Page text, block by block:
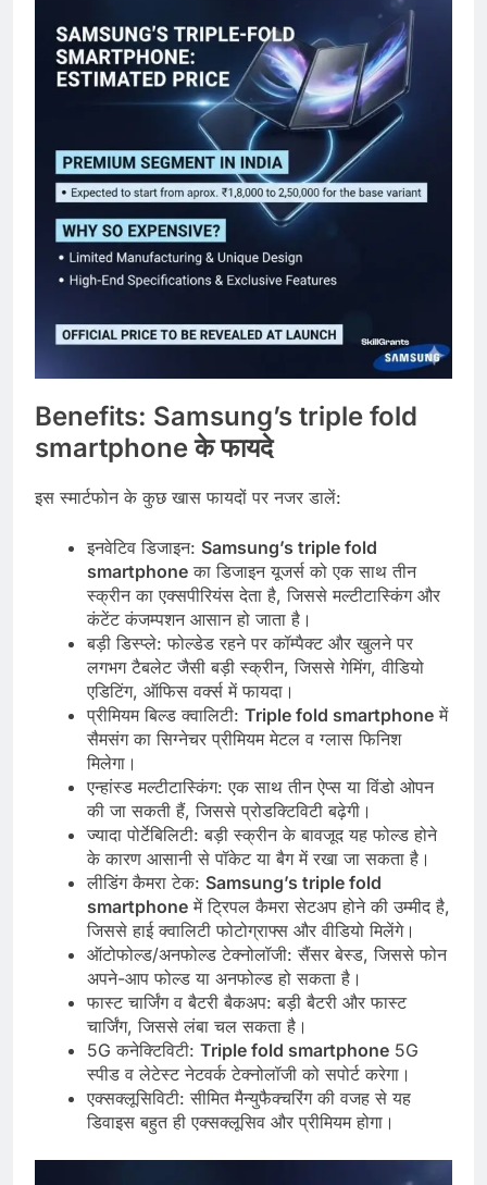
Benefits: Samsung’s triple fold
smartphoneके फायदे
इस स्मार्टफोन के कुछ खास फायदों पर नजर डालें:
इनवेटिव डिजाइन: Samsung’s triple fold
smartphone का डिजाइन यूजर्स को एक साथ तीन
स्क्रीन का एक्सपीरियंस देता है, जिससे मल्टीटास्किंग और
कंटेंट कंजम्पशन आसान हो जाता है।
बड़ी डिस्प्ले: फोल्डेड रहने पर कॉम्पैक्ट और खुलने पर
लगभग टैबलेट जैसी बड़ी स्क्रीन, जिससे गेमिंग, वीडियो
एडिटिंग, ऑफिस वर्क्स में फायदा।
प्रीमियम बिल्ड क्वालिटी: Triple fold smartphone में
सैमसंग का सिग्नेचर प्रीमियम मेटल व ग्लास फिनिश
मिलेगा।
एन्हांस्ड मल्टीटास्किंग: एक साथ तीन ऐप्स या विंडो ओपन
की जा सकती हैं, जिससे प्रोडक्टिविटी बढ़ेगी।
ज्यादा पोर्टेबिलिटी: बड़ी स्क्रीन के बावजूद यह फोल्ड होने
के कारण आसानी से पॉकेट या बैग में रखा जा सकता है।
लीडिंग कैमरा टेक: Samsung’s triple fold
smartphone में ट्रिपल कैमरा सेटअप होने की उम्मीद है,
जिससे हाई क्वालिटी फोटोग्राफ्स और वीडियो मिलेंगे।
ऑटोफोल्ड/अनफोल्ड टेक्नोलॉजी: सैंसर बेस्ड, जिससे फोन
अपने-आप फोल्ड या अनफोल्ड हो सकता है।
फास्ट चार्जिंग व बैटरी बैकअप: बड़ी बैटरी और फास्ट
चार्जिंग, जिससे लंबा चल सकता है।
5G कनेक्टिविटी: Triple fold smartphone 5G
स्पीड व लेटेस्ट नेटवर्क टेक्नोलॉजी को सपोर्ट करेगा।
एक्सक्लूसिविटी: सीमित मैन्युफैक्चरिंग की वजह से यह
डिवाइस बहुत ही एक्सक्लूसिव और प्रीमियम होगा।